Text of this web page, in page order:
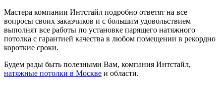
Мастера компании Интстайл подробно ответят на все
вопросы своих заказчиков и с большим удовольствием
выполнят все работы по установке парящего натяжного
потолка с гарантией качества в любом помещении в рекордно
короткие сроки.
Будем рады быть полезными Вам, компания Интстайл,
натяжные потолки в Москве и области.